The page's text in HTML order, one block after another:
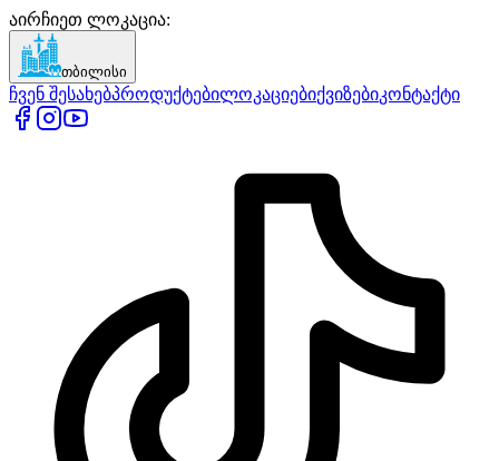
აირჩიეთ ლოკაცია:
თბილისი
ჩვენ შესახებპროდუქტებილოკაციებიქვიზებიკონტაქტი